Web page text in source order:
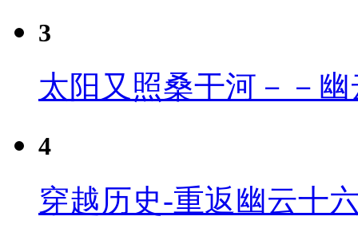
3
太阳又照桑干河－－
4
穿越历史-重返幽云十